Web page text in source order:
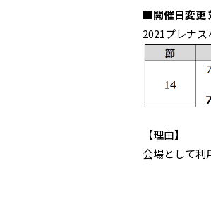
■開催日変更
2021プレナ
【理由】
会場として利